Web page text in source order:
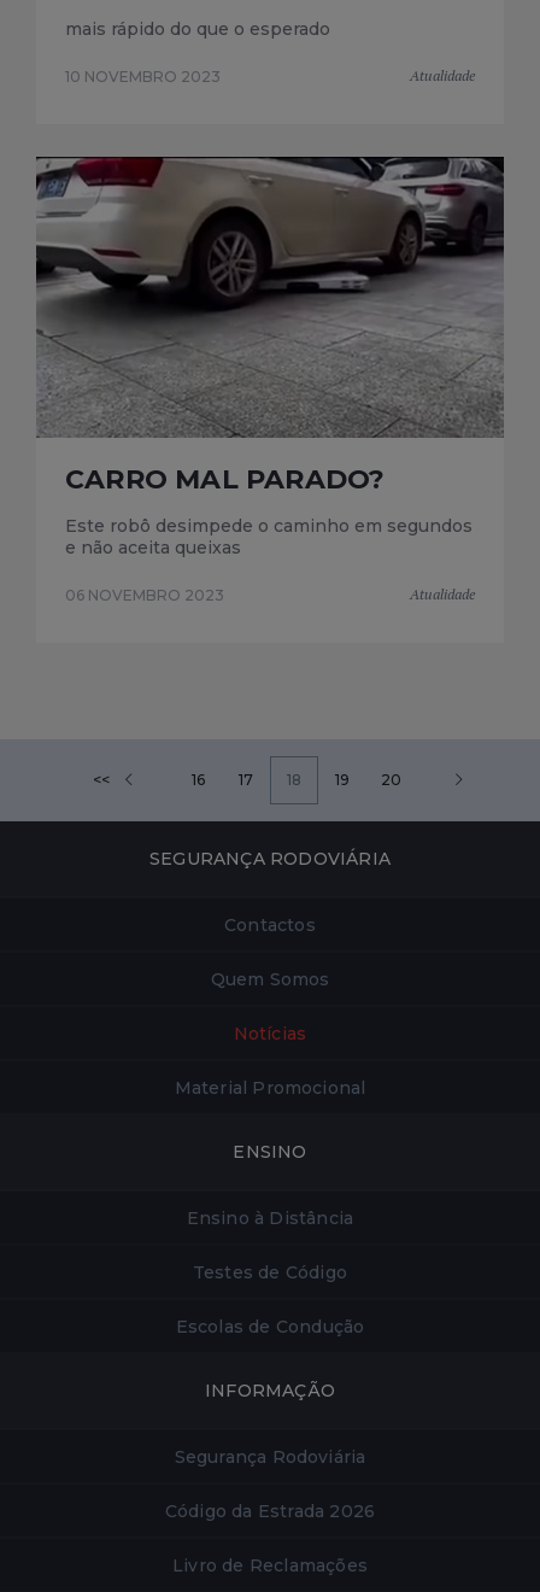
mais rápido do que o esperado
10 NOVEMBRO 2023 Atualidade
CARRO MAL PARADO?
Este robô desimpede o caminho em segundos
e não aceita queixas
06 NOVEMBRO 2023 Atualidade
<< 16 17 18 19 20
SEGURANÇA RODOVIÁRIA
Contactos
Quem Somos
Notícias
Material Promocional
ENSINO
Ensino à Distância
Testes de Código
Escolas de Condução
INFORMAÇÃO
Segurança Rodoviária
Código da Estrada 2026
Livro de Reclamações